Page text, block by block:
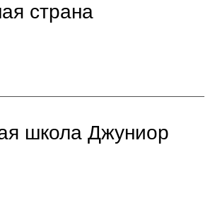
страна
школа Джуниор